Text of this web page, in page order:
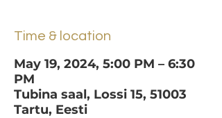
Time & location
May 19, 2024, 5:00 PM – 6:30
PM
Tubina saal, Lossi 15, 51003
Tartu, Eesti